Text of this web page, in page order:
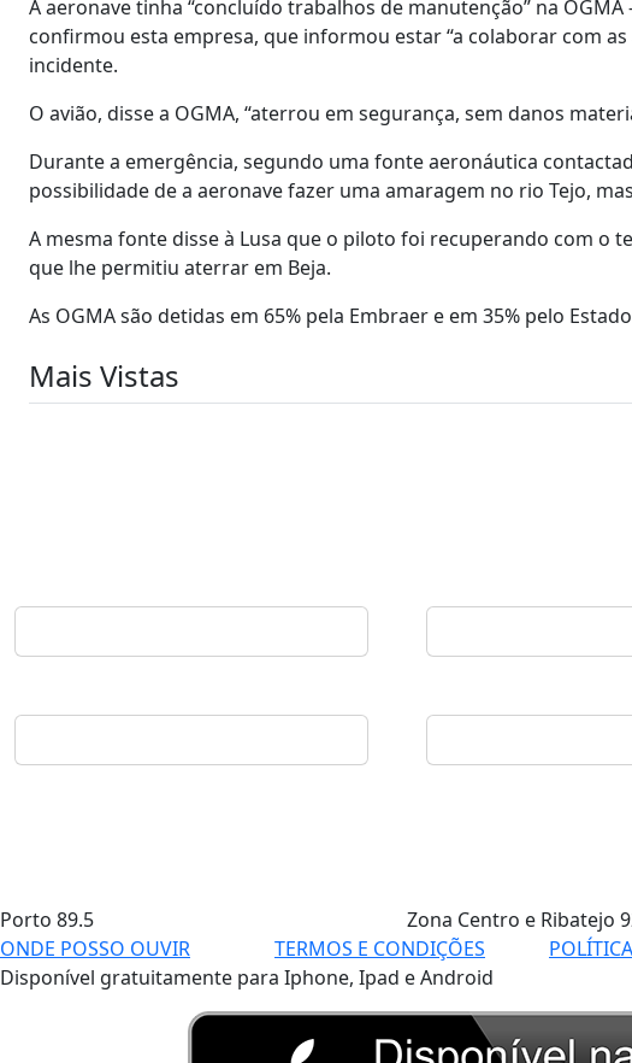
A aeronave tinha “concluído trabalhos de manutenção” na
confirmou esta empresa, que informou estar “a colaborar com
incidente.
O avião, disse a OGMA, “aterrou em segurança, sem danos
Durante a emergência, segundo uma fonte aeronáutica
possibilidade de a aeronave fazer uma amaragem no rio Tejo,
A mesma fonte disse à Lusa que o piloto foi recuperando com o
que lhe permitiu aterrar em Beja.
As OGMA são detidas em 65% pela Embraer e em 35% pelo
Mais Vistas
Porto 89.5 Zona Centro e Ribatejo
ONDE POSSO OUVIR
TERMOS E CONDIÇÕES
Disponível gratuitamente para Iphone, Ipad e Android